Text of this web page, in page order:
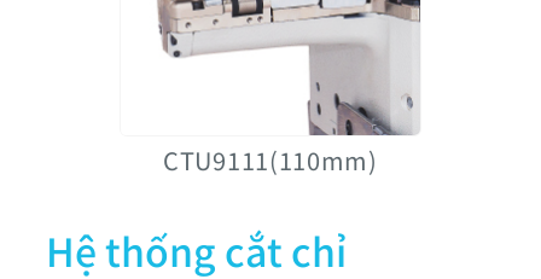
CTU9111(110mm)
Hệ thống cắt chỉ